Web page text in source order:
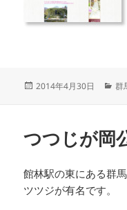
投
2014年4月30日
カ
ー
群
つつじが岡
館林駅の東にある群
ツツジが有名です。